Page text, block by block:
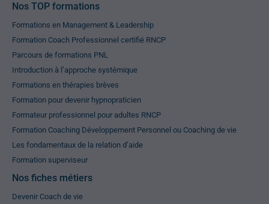
Nos TOP formations
Formations en Management & Leadership
Formation Coach Professionnel certifié RNCP
Parcours de formations PNL
Introduction à l’approche systémique
Formations en thérapies brèves
Formation pour devenir hypnopraticien
Formateur professionnel pour adultes RNCP
Formation Coaching Développement Personnel ou Coaching de vie
Les fondamentaux de la relation d’aide
Formation superviseur
Nos fiches métiers
Devenir Coach de vie